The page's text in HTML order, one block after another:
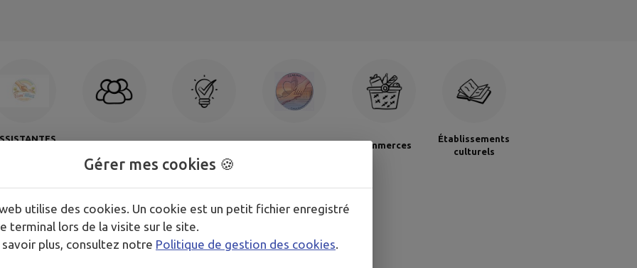
Commerces
Établissements
culturels
Gérer mes cookies 🍪
utilise des cookies. Un cookie est un petit fichier enregistré
terminal lors de la visite sur le site.
savoir plus, consultez notre Politique de gestion des cookies